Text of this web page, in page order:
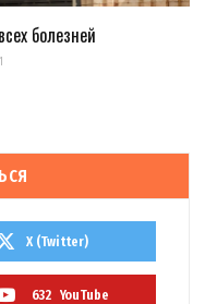
болезней
X (Twitter)
632 YouTube